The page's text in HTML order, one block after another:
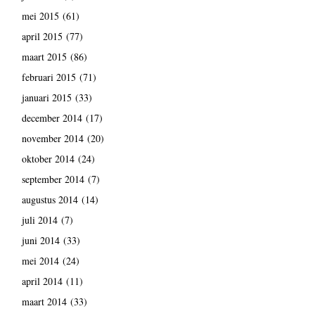
mei 2015 (61)
april 2015 (77)
maart 2015 (86)
februari 2015 (71)
januari 2015 (33)
december 2014(17)
november 2014(20)
oktober 2014(24)
september 2014(7)
augustus 2014(14)
juli 2014(7)
juni 2014(33)
mei 2014(24)
april 2014(11)
maart 2014(33)